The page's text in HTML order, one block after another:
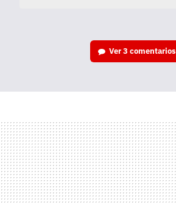
Ver3 comentarios